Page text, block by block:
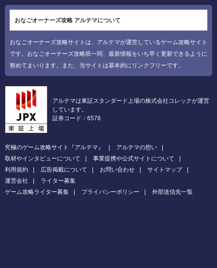
おなごオーナーズ攻略 アルテマについて
おなごオーナーズ攻略サイトは、アルテマが運営しているゲーム攻略サイト
です。おなごオーナーズ攻略班一同、最新情報をいち早く更新できるように
努めてまいります。また、当サイトは基本的にリンクフリーです。
アルテマは東証スタンダード上場の株式会社コレックが運営
しています。
証券コード：6578
究極のゲーム攻略サイト『アルテマ』
アルテマの想い
取材やインタビューについて
事業提携や公式サイトについて
利用規約
広告掲載について お問い合わせ
サイトマップ
運営会社
ライター募集
ゲーム攻略ライター募集
プライバシーポリシー 外部送信先一覧